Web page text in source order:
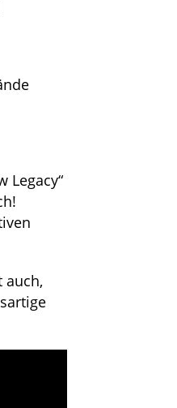
Legacy“
auch,